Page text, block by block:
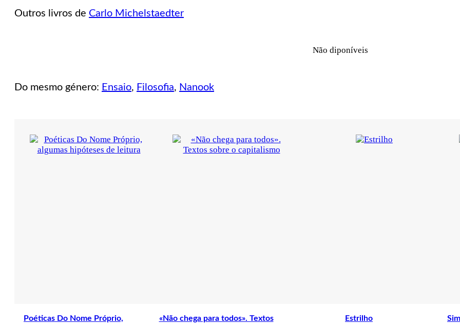
Retórica
Outros livros de Carlo Michelstaedter
Não diponíveis
Do mesmo género: Ensaio, Filosofia, Nanook
Poéticas Do Nome Próprio,
«Não chega para todos». Textos
Estrilho